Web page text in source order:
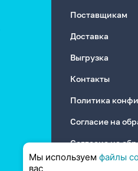
Поставщикам
Доставка
Выгрузка
Контакты
Политика
Согласие на
Согласие на
Мы используем файлы
вас